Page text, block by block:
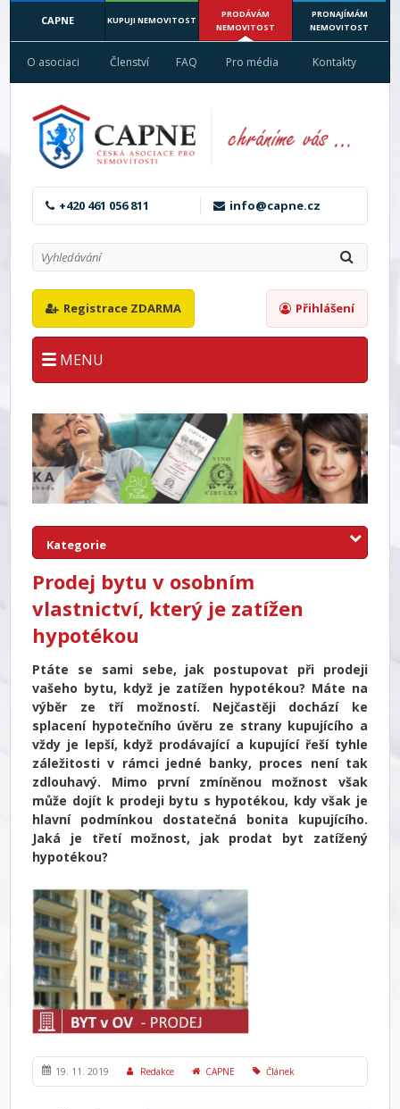
CAPNE KUPUJI NEMOVITOST
PRODÁVÁM
NEMOVITOST
PRONAJÍMÁM
NEMOVITOST
O asociaci Členství FAQ Pro média Kontakty
+420 461 056 811 info@capne.cz
Registrace ZDARMA Přihlášení
MENU
Kategorie
Prodej bytu v osobním
vlastnictví, který je zatížen
hypotékou
Ptáte se sami sebe, jak postupovat při prodeji
vašeho bytu, když je zatížen hypotékou? Máte na
výběr ze tří možností. Nejčastěji dochází ke
splacení hypotečního úvěru ze strany kupujícího a
vždy je lepší, když prodávající a kupující řeší tyhle
záležitosti v rámci jedné banky, proces není tak
zdlouhavý. Mimo první zmíněnou možnost však
může dojít k prodeji bytu s hypotékou, kdy však je
hlavní podmínkou dostatečná bonita kupujícího.
Jaká je třetí možnost, jak prodat byt zatížený
hypotékou?
19. 11. 2019 Redakce CAPNE Článek